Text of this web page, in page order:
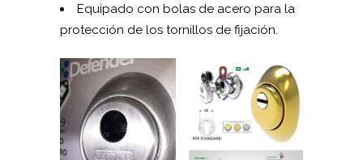
Equipado con bolas de acero para la
protección de los tornillos de fijación.